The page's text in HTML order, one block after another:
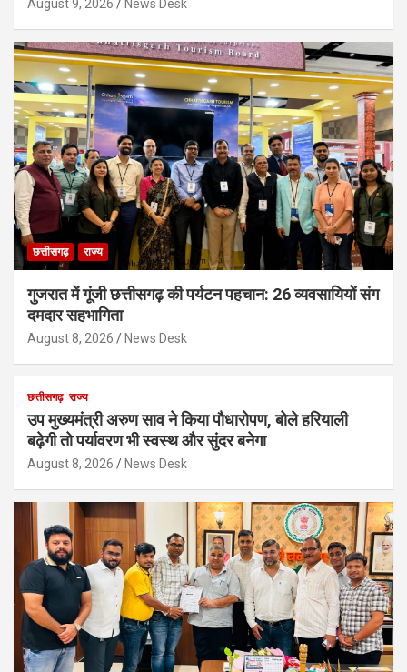
August 9, 2026 News Desk
छत्तीसगढ़ राज्य
गुजरात में गूंजी छत्तीसगढ़ की पर्यटन पहचान: 26 व्यवसायियों संग
दमदार सहभागिता
August 8, 2026 News Desk
छत्तीसगढ़ राज्य
उप मुख्यमंत्री अरुण साव ने किया पौधारोपण, बोले हरियाली
बढ़ेगी तो पर्यावरण भी स्वस्थ और सुंदर बनेगा
August 8, 2026 News Desk